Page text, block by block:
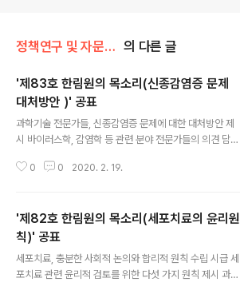
정책연구 및 자문/한림원의 목소리 의 다른 글
'제83호 한림원의 목소리(신종감염증 문제
대처방안 )' 공표
과학기술 전문가들, 신종감염증 문제에 대한 대처방안 제
시 바이러스학, 감염학 등 관련 분야 전문가들의 의견 담아
바이러스를 상대로 총력전을 펼치고 있는 가운데 과학기술
한민구·이하 한림원)은 ‘신종 코로나바이러스 등 신종감염
증 사태에 대한 대처방안 제언’을 주제로 12일 ‘한림원의
목소리 제83호’를 공표했다. 이번 한림원의 목소리에서는
신종 코로나바이러스의 발생과 전파 과정, 특징 등을 밝히
고 대응방향을 제시했으며 향후 발생할 신종감염증에 대한
0 0 2020. 2. 19.
'제82호 한림원의 목소리(세포치료의 윤리원
칙)' 공표
세포치료, 충분한 사회적 논의와 합리적 원칙 수립 시급 세
포치료 관련 윤리적 검토를 위한 다섯 가지 원칙 제시 과학